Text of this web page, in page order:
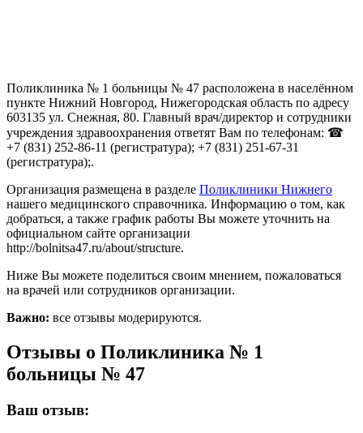
Поликлиника № 1 больницы № 47 расположена в населённом
пункте Нижний Новгород, Нижегородская область по адресу
603135 ул. Снежная, 80. Главный врач/директор и сотрудники
учреждения здравоохранения ответят Вам по телефонам: ☎
+7 (831) 252-86-11 (регистратура); +7 (831) 251-67-31
(регистратура);.
Организация размещена в разделе Поликлиники Нижнего
нашего медицинского справочника. Информацию о том, как
добраться, а также график работы Вы можете уточнить на
официальном сайте организации
http://bolnitsa47.ru/about/structure.
Ниже Вы можете поделиться своим мнением, пожаловаться
на врачей или сотрудников организации.
Важно: все отзывы модерируются.
Отзывы о Поликлиника № 1
больницы № 47
Ваш отзыв: